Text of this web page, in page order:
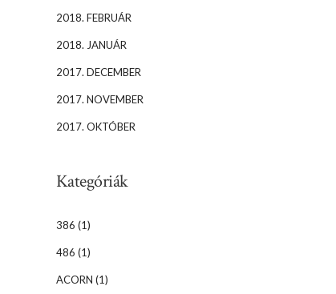
2018. FEBRUÁR
2018. JANUÁR
2017. DECEMBER
2017. NOVEMBER
2017. OKTÓBER
Kategóriák
386 (1)
486 (1)
ACORN (1)